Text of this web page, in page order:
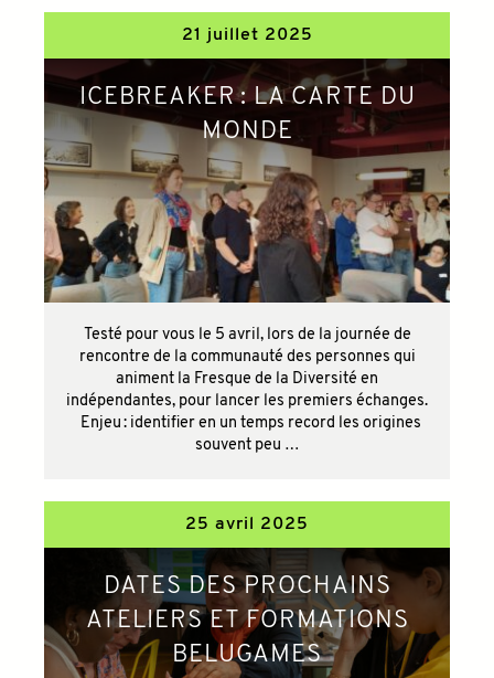
21 juillet 2025
ICEBREAKER : LA CARTE DU
MONDE
Testé pour vous le 5 avril, lors de la journée de
rencontre de la communauté des personnes qui
animent la Fresque de la Diversité en
indépendantes, pour lancer les premiers échanges.
Enjeu : identifier en un temps record les origines
souvent peu …
25 avril 2025
DATES DES PROCHAINS
ATELIERS ET FORMATIONS
BELUGAMES